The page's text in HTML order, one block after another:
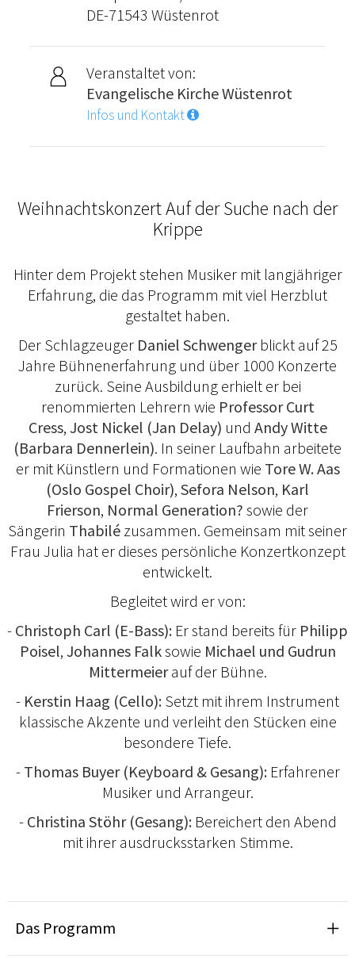
DE-71543 Wüstenrot
Veranstaltet von:
Evangelische Kirche Wüstenrot
Infos und Kontakt
Weihnachtskonzert Auf der Suche nach der
Krippe
Hinter dem Projekt stehen Musiker mit langjähriger
Erfahrung, die das Programm mit viel Herzblut
gestaltet haben.
Der Schlagzeuger Daniel Schwengerblickt auf 25
Jahre Bühnenerfahrung und über 1000 Konzerte
zurück. Seine Ausbildung erhielt er bei
renommierten Lehrern wie Professor Curt
Cress, Jost Nickel (Jan Delay) und Andy Witte
(Barbara Dennerlein). In seiner Laufbahn arbeitete
er mit Künstlern und Formationen wie Tore W. Aas
(Oslo Gospel Choir), Sefora Nelson, Karl
Frierson, Normal Generation? sowie der
Sängerin Thabilé zusammen. Gemeinsam mit seiner
Frau Julia hat er dieses persönliche Konzertkonzept
entwickelt.
Begleitet wird er von:
- Christoph Carl (E-Bass): Er stand bereits für Philipp
Poisel, Johannes Falksowie Michael und Gudrun
Mittermeierauf der Bühne.
- Kerstin Haag (Cello): Setzt mit ihrem Instrument
klassische Akzente und verleiht den Stücken eine
besondere Tiefe.
- Thomas Buyer (Keyboard & Gesang):Erfahrener
Musiker und Arrangeur.
- Christina Stöhr (Gesang):Bereichert den Abend
mit ihrer ausdrucksstarken Stimme.
Das Programm